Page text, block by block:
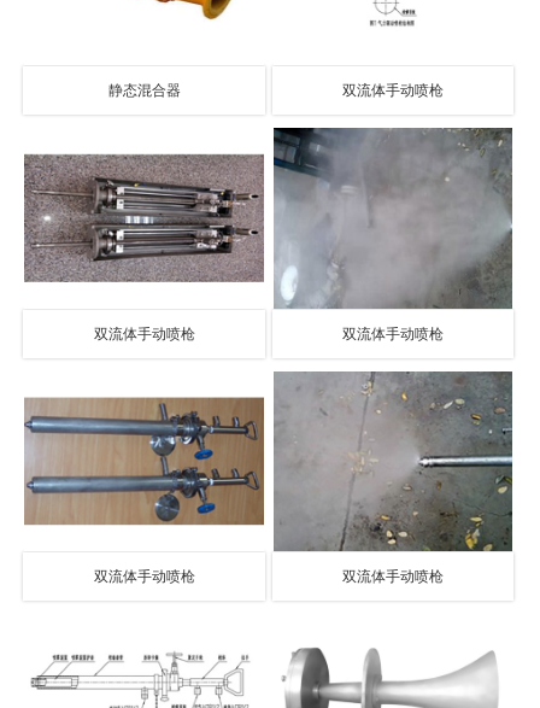
静态混合器 双流体手动喷枪
双流体手动喷枪 双流体手动喷枪
双流体手动喷枪 双流体手动喷枪